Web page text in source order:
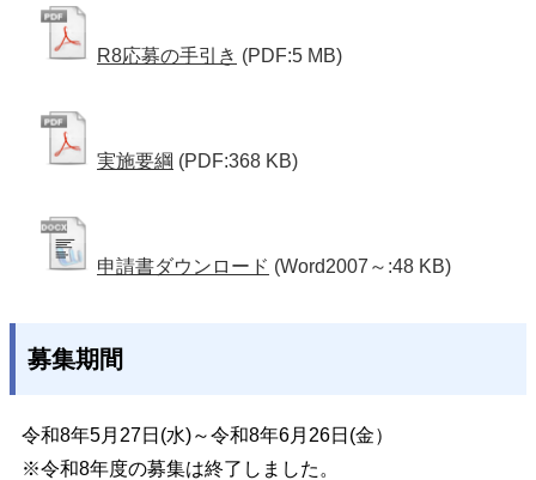
R8応募の手引き (PDF:5 MB)
実施要綱 (PDF:368 KB)
申請書ダウンロード (Word2007～:48 KB)
募集期間
令和8年5月27日(水)～令和8年6月26日(金）
※令和8年度の募集は終了しました。